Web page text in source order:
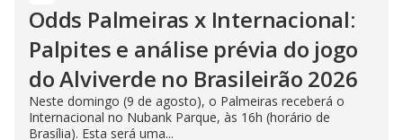
Odds Palmeiras x Internacional:
Palpites e análise prévia do jogo
do Alviverde no Brasileirão 2026
Neste domingo (9 de agosto), o Palmeiras receberá o
Internacional no Nubank Parque, às 16h (horário de
Brasília). Esta será uma...